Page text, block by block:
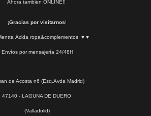
Ahora también ONLINE!!
¡Gracias por visitarnos!
Ácida ropa&complementos ♥ ♥
Envíos por mensajería 24/48H
de Acosta n6 (Esq.Avda Madrid)
47140 - LAGUNA DE DUERO
(Valladolid)